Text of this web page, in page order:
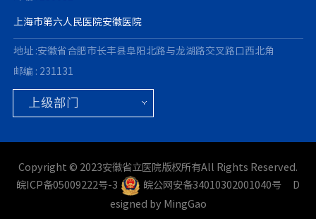
上海市第六人民医院安徽医院
地址 :安徽省合肥市长丰县阜阳北路与龙湖路交叉路口西北角
邮编 : 231131
Copyright © 2023安徽省立医院版权所有All Rights Reserved.
皖ICP备05009222号-3
皖公网安备34010302001040号
D
esigned by MingGao